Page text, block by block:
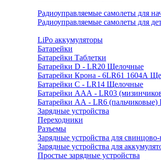
Радиоуправляемые самолеты для
Радиоуправляемые самолеты для
LiPo аккумуляторы
Батарейки
Батарейки Таблетки
Батарейки D - LR20 Щелочные
Батарейки Крона - 6LR61 1604A
Батарейки C - LR14 Щелочные
Батарейки AAA - LR03
Батарейки AA - LR6
Зарядные устройства
Переходники
Разъемы
Зарядные устройства для
Зарядные устройства для
Простые зарядные устройства